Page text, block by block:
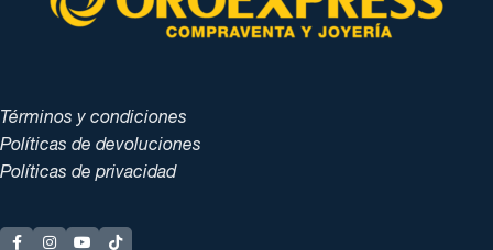
Términos y condiciones
Políticas de devoluciones
Políticas de privacidad